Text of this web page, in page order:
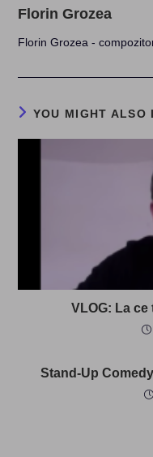
Florin Grozea
Florin Grozea -
YOU MIGHT ALSO
VLOG: La
Stand-Up